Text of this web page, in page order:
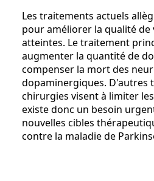
Les traitements actuels
pour améliorer la qualité de
atteintes. Le traitement
augmenter la quantité de
compenser la mort des
dopaminergiques. D'autres
chirurgies visent à limiter
existe donc un besoin
nouvelles cibles
contre la maladie de